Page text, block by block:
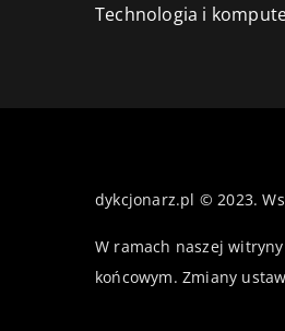
Technologia i
dykcjonarz.pl © 2023.
W ramach naszej
końcowym. Zmiany